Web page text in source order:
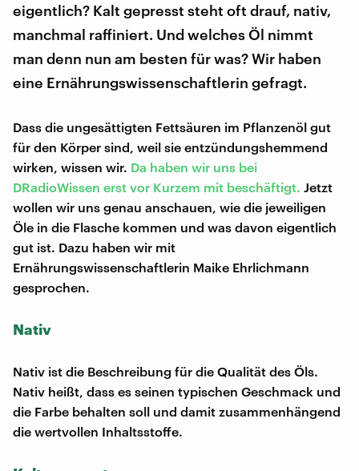
eigentlich? Kalt gepresst steht oft drauf, nativ,
manchmal raffiniert. Und welches Öl nimmt
man denn nun am besten für was? Wir haben
eine Ernährungswissenschaftlerin gefragt.
Dass die ungesättigten Fettsäuren im Pflanzenöl gut
für den Körper sind, weil sie entzündungshemmend
wirken, wissen wir. Da haben wir uns bei
DRadioWissen erst vor Kurzem mit beschäftigt. Jetzt
wollen wir uns genau anschauen, wie die jeweiligen
Öle in die Flasche kommen und was davon eigentlich
gut ist. Dazu haben wir mit
Ernährungswissenschaftlerin Maike Ehrlichmann
gesprochen.
Nativ
Nativ ist die Beschreibung für die Qualität des Öls.
Nativ heißt, dass es seinen typischen Geschmack und
die Farbe behalten soll und damit zusammenhängend
die wertvollen Inhaltsstoffe.